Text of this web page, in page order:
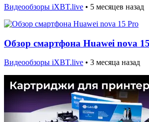
Видеообзоры iXBT.live • 5 месяцев назад
Обзор смартфона Huawei nova
Видеообзоры iXBT.live • 3 месяца назад